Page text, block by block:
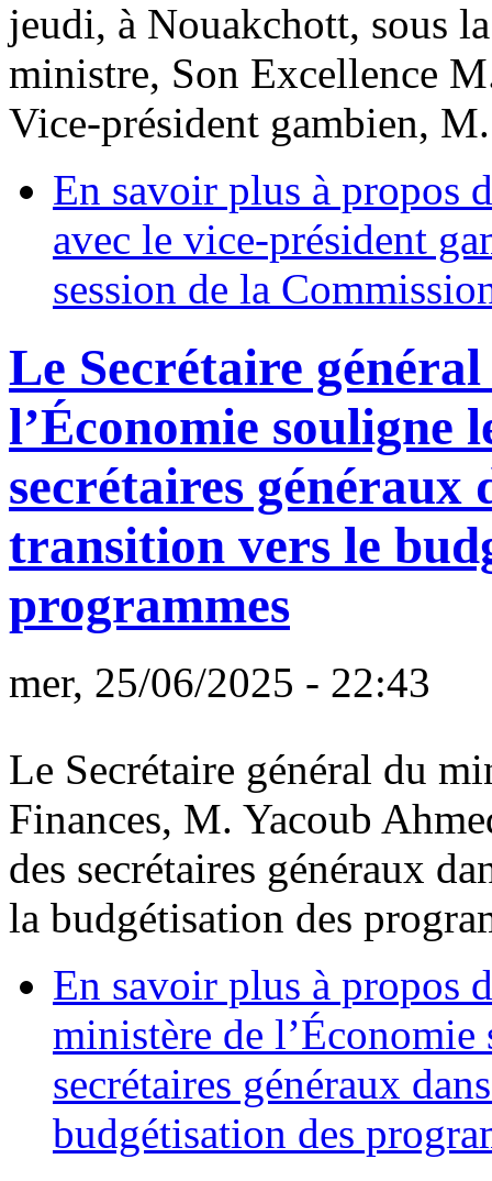
jeudi, à Nouakchott, sous
ministre, Son Excellence
Vice-président gambien,
En savoir plus à propos
avec le vice-président
session de la
Le Secrétaire
l’Économie souligne
secrétaires généraux
transition vers le
programmes
mer, 25/06/2025 - 22:43
Le Secrétaire général du
Finances, M. Yacoub
des secrétaires généraux
la budgétisation des
En savoir plus à propos
ministère de
secrétaires généraux
budgétisation des